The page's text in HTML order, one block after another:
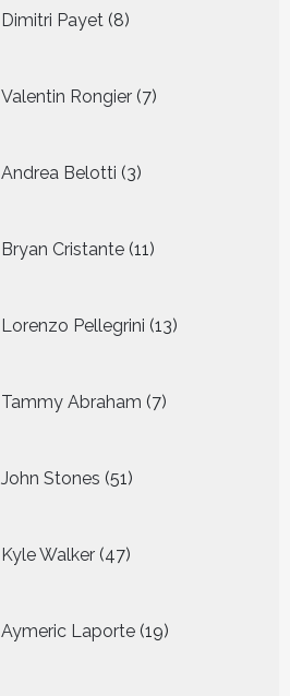
Dimitri Payet 8
producten
Valentin Rongier 7
producten
Andrea Belotti 3
producten
Bryan Cristante 11
producten
Lorenzo Pellegrini 13
producten
Tammy Abraham 7
producten
John Stones 51
producten
Kyle Walker 47
producten
Aymeric Laporte 19
producten